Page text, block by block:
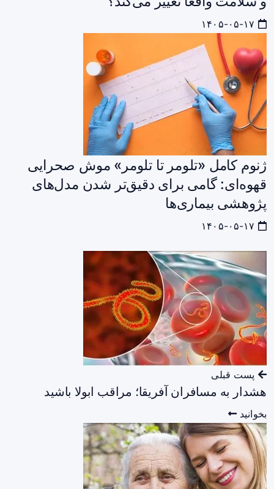
ژنوم کامل «تلومر تا تلومر» موش صحرایی
قهوه‌ای: گامی برای دقیق‌تر شدن مدل‌های
پژوهشی بیماری‌ها
پست قبلی
هشدار به مسافران آفریقا؛ مراقب ابولا باشید
بخوانید